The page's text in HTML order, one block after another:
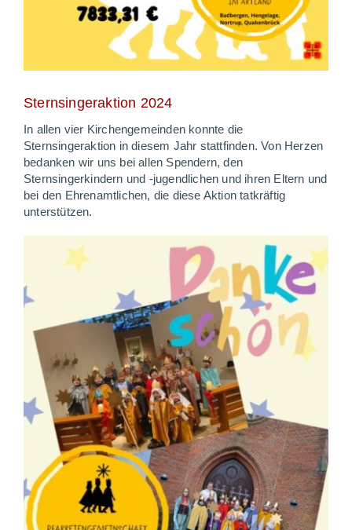
Sternsingeraktion 2024
In allen vier Kirchengemeinden konnte die
Sternsingeraktion in diesem Jahr stattfinden. Von Herzen
bedanken wir uns bei allen Spendern, den
Sternsingerkindern und -jugendlichen und ihren Eltern und
bei den Ehrenamtlichen, die diese Aktion tatkräftig
unterstützen.